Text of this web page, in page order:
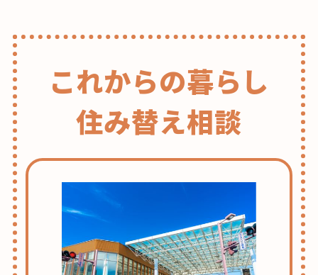
これからの暮らし
住み替え相談